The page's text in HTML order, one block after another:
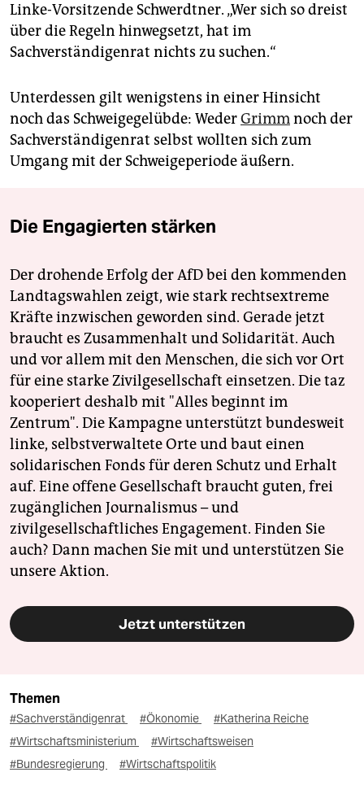
Linke-Vorsitzende Schwerdtner. „Wer sich so dreist
über die Regeln hinwegsetzt, hat im
Sachverständigenrat nichts zu suchen.“
Unterdessen gilt wenigstens in einer Hinsicht
noch das Schweigegelübde: WederGrimmnoch der
Sachverständigenrat selbst wollten sich zum
Umgang mit der Schweigeperiode äußern.
Die Engagierten stärken
Der drohende Erfolg der AfD bei den kommenden
Landtagswahlen zeigt, wie stark rechtsextreme
Kräfte inzwischen geworden sind. Gerade jetzt
braucht es Zusammenhalt und Solidarität. Auch
und vor allem mit den Menschen, die sich vor Ort
für eine starke Zivilgesellschaft einsetzen. Die taz
kooperiert deshalb mit "Alles beginnt im
Zentrum". Die Kampagne unterstützt bundesweit
linke, selbstverwaltete Orte und baut einen
solidarischen Fonds für deren Schutz und Erhalt
auf. Eine offene Gesellschaft braucht guten, frei
zugänglichen Journalismus – und
zivilgesellschaftliches Engagement. Finden Sie
auch? Dann machen Sie mit und unterstützen Sie
unsere Aktion.
Jetzt unterstützen
Themen
#Sachverständigenrat #Ökonomie
#Katherina Reiche
#Wirtschaftsministerium
#Wirtschaftsweisen
#Bundesregierung
#Wirtschaftspolitik